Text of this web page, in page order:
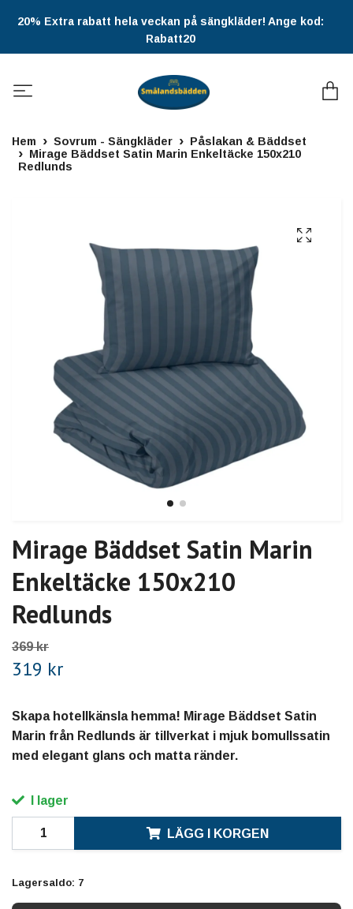
20% Extra rabatt hela veckan på sängkläder! Ange kod:
Rabatt20
Hem Sovrum - Sängkläder
Påslakan & Bäddset
Mirage Bäddset Satin Marin Enkeltäcke 150x210
Redlunds
Mirage Bäddset Satin Marin
Enkeltäcke 150x210
Redlunds
369 kr
319 kr
Skapa hotellkänsla hemma! Mirage Bäddset Satin
Marin från Redlunds är tillverkat i mjuk bomullssatin
med elegant glans och matta ränder.
I lager
LÄGG I KORGEN
Lagersaldo: 7